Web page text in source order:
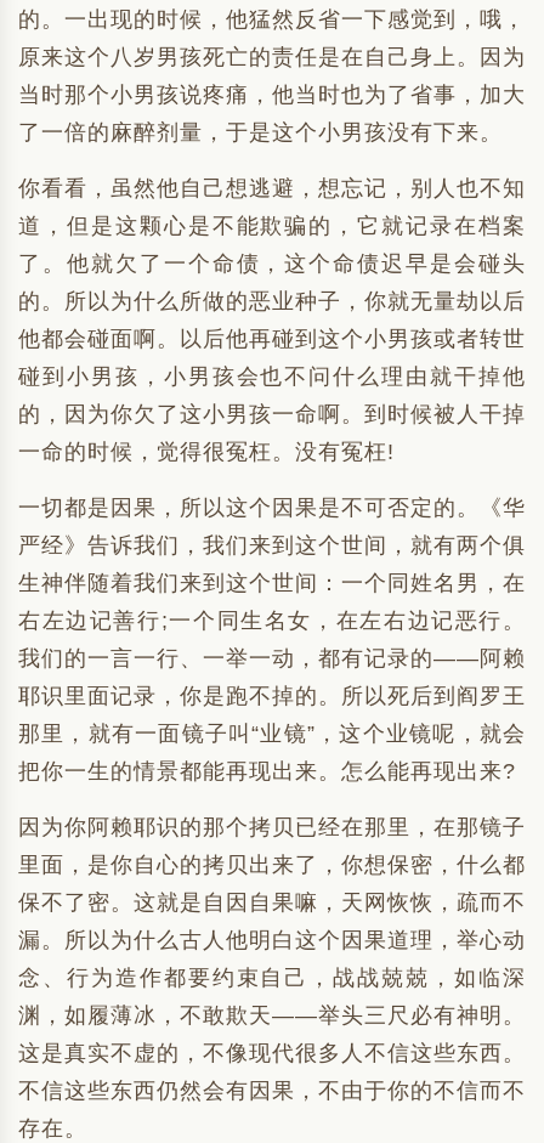
的。一出现的时候，他猛然反省一下感觉到，哦，
原来这个八岁男孩死亡的责任是在自己身上。因为
当时那个小男孩说疼痛，他当时也为了省事，加大
了一倍的麻醉剂量，于是这个小男孩没有下来。
你看看，虽然他自己想逃避，想忘记，别人也不知
道，但是这颗心是不能欺骗的，它就记录在档案
了。他就欠了一个命债，这个命债迟早是会碰头
的。所以为什么所做的恶业种子，你就无量劫以后
他都会碰面啊。以后他再碰到这个小男孩或者转世
碰到小男孩，小男孩会也不问什么理由就干掉他
的，因为你欠了这小男孩一命啊。到时候被人干掉
一命的时候，觉得很冤枉。没有冤枉!
一切都是因果，所以这个因果是不可否定的。《华
严经》告诉我们，我们来到这个世间，就有两个俱
生神伴随着我们来到这个世间：一个同姓名男，在
右左边记善行;一个同生名女，在左右边记恶行。
我们的一言一行、一举一动，都有记录的——阿赖
耶识里面记录，你是跑不掉的。所以死后到阎罗王
那里，就有一面镜子叫“业镜”，这个业镜呢，就会
把你一生的情景都能再现出来。怎么能再现出来?
因为你阿赖耶识的那个拷贝已经在那里，在那镜子
里面，是你自心的拷贝出来了，你想保密，什么都
保不了密。这就是自因自果嘛，天网恢恢，疏而不
漏。所以为什么古人他明白这个因果道理，举心动
念、行为造作都要约束自己，战战兢兢，如临深
渊，如履薄冰，不敢欺天——举头三尺必有神明。
这是真实不虚的，不像现代很多人不信这些东西。
不信这些东西仍然会有因果，不由于你的不信而不
存在。